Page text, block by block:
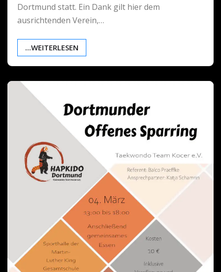
Dortmund statt. Ein Dank gilt hier dem
ausrichtenden Verein,…
...WEITERLESEN